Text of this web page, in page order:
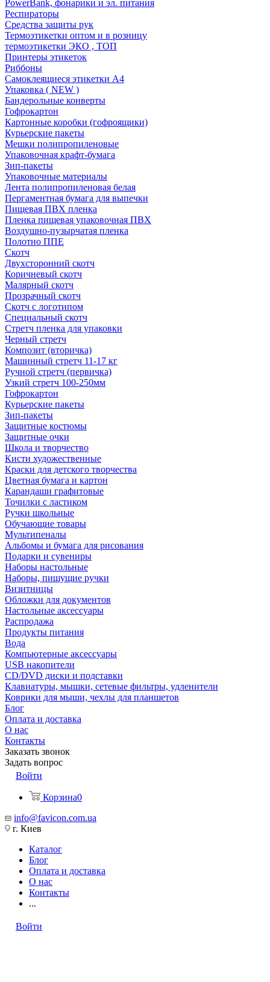
PowerBank, фонарики и эл. питания
Респираторы
Средства защиты рук
Термоэтикетки оптом и в розницу
термоэтикетки ЭКО , ТОП
Принтеры этикеток
Риббоны
Самоклеящиеся этикетки А4
Упаковка ( NEW )
Бандерольные конверты
Гофрокартон
Картонные коробки (гофроящики)
Курьерские пакеты
Мешки полипропиленовые
Упаковочная крафт-бумага
Зип-пакеты
Упаковочные материалы
Лента полипропиленовая белая
Пергаментная бумага для выпечки
Пищевая ПВХ пленка
Пленка пищевая упаковочная ПВХ
Воздушно-пузырчатая пленка
Полотно ППЕ
Скотч
Двухсторонний скотч
Коричневый скотч
Малярный скотч
Прозрачный скотч
Скотч с логотипом
Специальный скотч
Стретч пленка для упаковки
Черный стретч
Композит (вторичка)
Машинный стретч 11-17 кг
Ручной стретч (первичка)
Узкий стретч 100-250мм
Гофрокартон
Курьерские пакеты
Зип-пакеты
Защитные костюмы
Защитные очки
Школа и творчество
Кисти художественные
Краски для детского творчества
Цветная бумага и картон
Карандаши графитовые
Точилки с ластиком
Ручки школьные
Обучающие товары
Мультипеналы
Альбомы и бумага для рисования
Подарки и сувениры
Наборы настольные
Наборы, пишущие ручки
Визитницы
Обложки для документов
Настольные аксессуары
Распродажа
Продукты питания
Вода
Компьютерные аксессуары
USB накопители
CD/DVD диски и подставки
Клавиатуры, мышки, сетевые фильтры, удленители
Коврики для мыши, чехлы для планшетов
Блог
Оплата и доставка
О нас
Контакты
Заказать звонок
Задать вопрос
Войти
Корзина0
info@favicon.com.ua
г. Киев
Каталог
Блог
Оплата и доставка
О нас
Контакты
...
Войти